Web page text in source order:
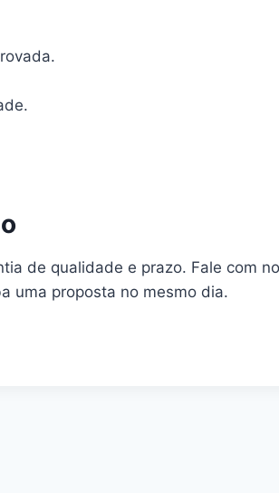
de qualidade e prazo. Fale com
uma proposta no mesmo dia.